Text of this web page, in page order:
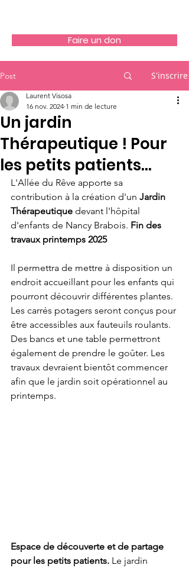
Faire un don
Post S'inscrire
Un jardin
Thérapeutique ! Pour
les petits patients...
Laurent Visosa
16 nov. 2024 1 min de lecture
L'Allée du Rêve apporte sa
contribution à la création d'un Jardin
Thérapeutique devant l'hôpital
d'enfants de Nancy Brabois. Fin des
travaux printemps 2025
Il permettra de mettre à disposition un
endroit accueillant pour les enfants qui
pourront découvrir différentes plantes.
Les carrés potagers seront conçus pour
être accessibles aux fauteuils roulants.
Des bancs et une table permettront
également de prendre le goûter. Les
travaux devraient bientôt commencer
afin que le jardin soit opérationnel au
printemps.
Espace de découverte et de partage
pour les petits patients. Le jardin